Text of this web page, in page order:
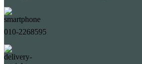
010-2268595